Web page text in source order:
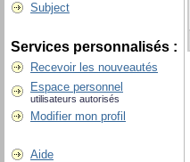
Subject
Services personnalisés :
Recevoir les nouveautés
Espace personnel
utilisateurs autorisés
Modifier mon profil
Aide